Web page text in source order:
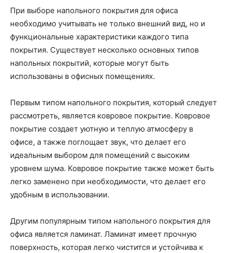
При выборе напольного покрытия для офиса
необходимо учитывать не только внешний вид, но и
функциональные характеристики каждого типа
покрытия. Существует несколько основных типов
напольных покрытий, которые могут быть
использованы в офисных помещениях.
Первым типом напольного покрытия, который следует
рассмотреть, является ковровое покрытие. Ковровое
покрытие создает уютную и теплую атмосферу в
офисе, а также поглощает звук, что делает его
идеальным выбором для помещений с высоким
уровнем шума. Ковровое покрытие также может быть
легко заменено при необходимости, что делает его
удобным в использовании.
Другим популярным типом напольного покрытия для
офиса является ламинат. Ламинат имеет прочную
поверхность, которая легко чистится и устойчива к